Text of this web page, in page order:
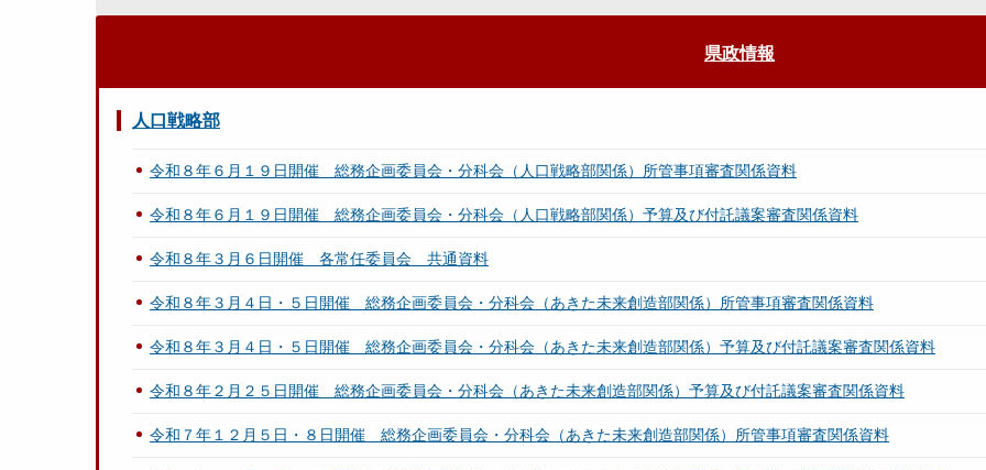
県政情報
人口戦略部
令和８年６月１９日開催 総務企画委員会・分科会（人口戦略部関係）所管事項審査関係資料
令和８年６月１９日開催 総務企画委員会・分科会（人口戦略部関係）予算及び付託議案審査関係資料
令和８年３月６日開催 各常任委員会 共通資料
令和８年３月４日・５日開催 総務企画委員会・分科会（あきた未来創造部関係）所管事項審査関係資料
令和８年３月４日・５日開催 総務企画委員会・分科会（あきた未来創造部関係）予算及び付託議案審査関係資料
令和８年２月２５日開催 総務企画委員会・分科会（あきた未来創造部関係）予算及び付託議案審査関係資料
令和７年１２月５日・８日開催 総務企画委員会・分科会（あきた未来創造部関係）所管事項審査関係資料